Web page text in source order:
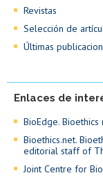
Revistas
Selección de
Últimas
Enlaces de
BioEdge.
Bioethics.net.
editorial staff of
Joint Centre for